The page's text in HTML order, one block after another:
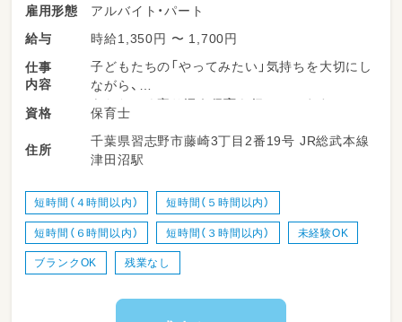
雇用形態
アルバイト・パート
給与
時給1,350円 〜 1,700円
仕事
内容
子どもたちの「やってみたい」気持ちを大切にし
ながら、
あたたかく寄り添う保育を行っています。
現在、夕方のゆったりした時間帯を見守る遅番
パート保育士と、
子どもたちの一日を通して成長を支えるフルパ
ブランクのある方や子育て中の方も安心して働
ける環境です。
【遅番パート】子どもたちの一日をやさしく見守
るお仕事
資格 保育士
住所
千葉県習志野市藤崎3丁目2番19号 JR総武本線
津田沼駅
短時間（４時間以内） 短時間（５時間以内）
短時間（６時間以内） 短時間（３時間以内） 未経験OK
ブランクOK 残業なし